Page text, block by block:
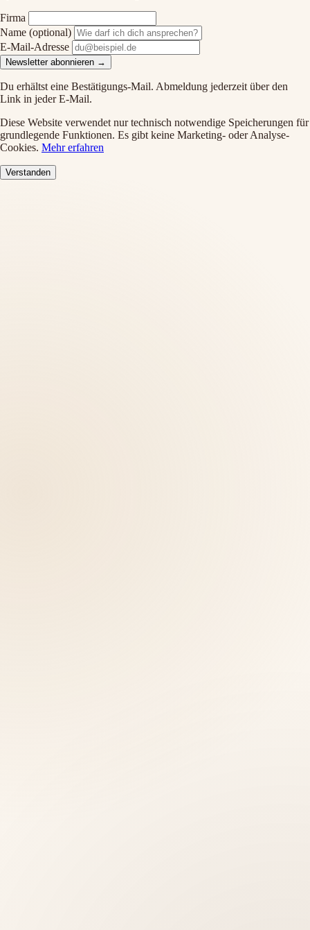
Firma
Name (optional)
E-Mail-Adresse
Newsletter abonnieren →
Du erhältst eine Bestätigungs-Mail. Abmeldung jederzeit über den
Link in jeder E-Mail.
Diese Website verwendet nur technisch notwendige Speicherungen für
grundlegende Funktionen. Es gibt keine Marketing- oder Analyse-
Cookies. Mehr erfahren
Verstanden